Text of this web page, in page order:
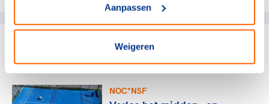
Aanpassen
Weigeren
gerelateerde artikelen
NOC*NSF